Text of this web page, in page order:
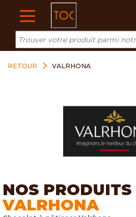
RETOUR VALRHONA
NOS PRODUITS
VALRHONA
Cookies management panel